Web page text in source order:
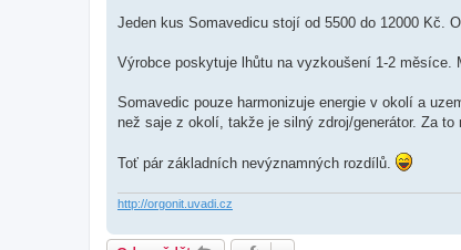
Jeden kus Somavedicu stojí od 5500 do 12000 Kč.
Výrobce poskytuje lhůtu na vyzkoušení 1-2 měsíce.
Somavedic pouze harmonizuje energie v okolí a
než saje z okolí, takže je silný zdroj/generátor. Za to
Toť pár základních nevýznamných rozdílů.
http://orgonit.uvadi.cz